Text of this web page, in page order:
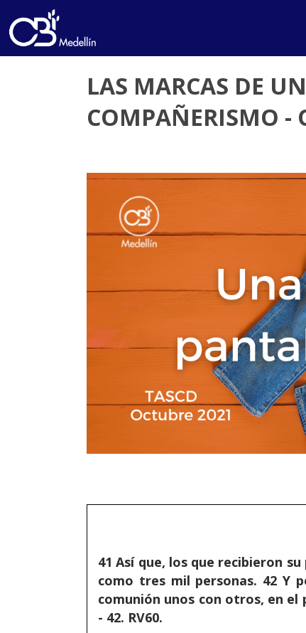
LAS MARCAS DE
COMPAÑERISMO -
41 Así que, los que recibieron
como tres mil personas. 42 Y
comunión unos con otros, en el
- 42. RV60.